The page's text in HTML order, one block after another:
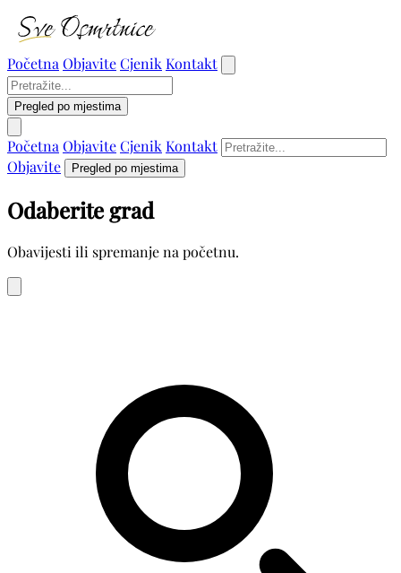
Početna ObjaviteCjenik Kontakt
Pregled po mjestima
Početna ObjaviteCjenik Kontakt
Objavite
Pregled po mjestima
Odaberite grad
Obavijesti ili spremanje na početnu.